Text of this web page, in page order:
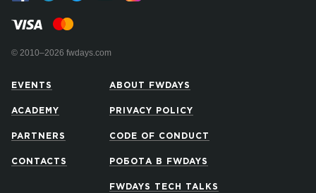
© 2010–2026 fwdays.com
EVENTS
ACADEMY
PARTNERS
CONTACTS
ABOUT FWDAYS
PRIVACY POLICY
CODE OF CONDUCT
РОБОТА В FWDAYS
FWDAYS TECH TALKS